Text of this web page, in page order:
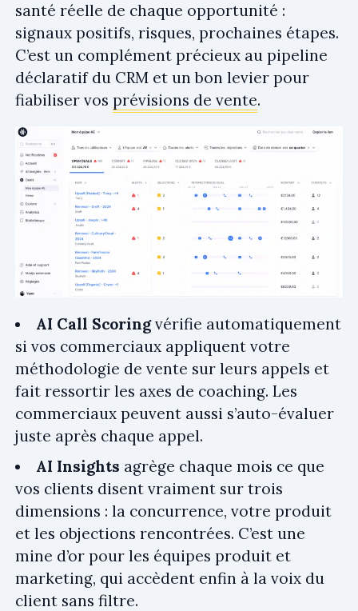
santé réelle de chaque opportunité :
signaux positifs, risques, prochaines étapes.
C’est un complément précieux au pipeline
déclaratif du CRM et un bon levier pour
fiabiliser vos prévisions de vente.
AI Call Scoringvérifie automatiquement
si vos commerciaux appliquent votre
méthodologie de vente sur leurs appels et
fait ressortir les axes de coaching. Les
commerciaux peuvent aussi s’auto-évaluer
juste après chaque appel.
AI Insights agrège chaque mois ce que
vos clients disent vraiment sur trois
dimensions : la concurrence, votre produit
et les objections rencontrées. C’est une
mine d’or pour les équipes produit et
marketing, qui accèdent enfin à la voix du
client sans filtre.